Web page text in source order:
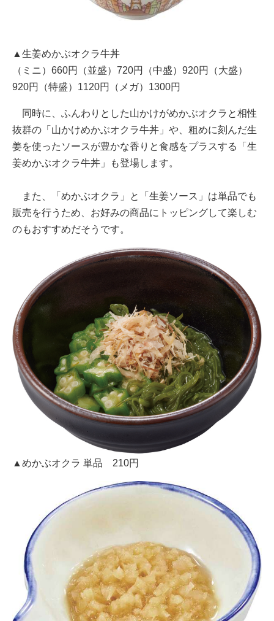
▲生姜めかぶオクラ牛丼
（ミニ）660円（並盛）720円（中盛）920円（大盛）
920円（特盛）1120円（メガ）1300円
同時に、ふんわりとした山かけがめかぶオクラと相性
抜群の「山かけめかぶオクラ牛丼」や、粗めに刻んだ生
姜を使ったソースが豊かな香りと食感をプラスする「生
姜めかぶオクラ牛丼」も登場します。
また、「めかぶオクラ」と「生姜ソース」は単品でも
販売を行うため、お好みの商品にトッピングして楽しむ
のもおすすめだそうです。
▲めかぶオクラ 単品 210円